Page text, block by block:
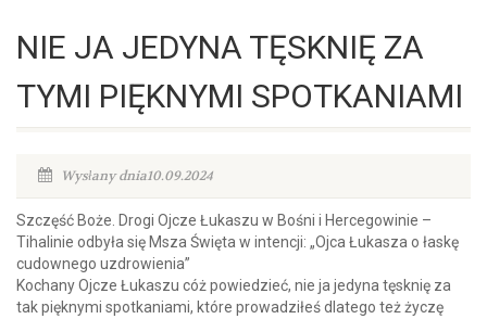
NIE JA JEDYNA TĘSKNIĘ ZA
TYMI PIĘKNYMI SPOTKANIAMI
Wysłany dnia10.09.2024
Szczęść Boże. Drogi Ojcze Łukaszu w Bośni i Hercegowinie –
Tihalinie odbyła się Msza Święta w intencji: „Ojca Łukasza o łaskę
cudownego uzdrowienia”
Kochany Ojcze Łukaszu cóż powiedzieć, nie ja jedyna tęsknię za
tak pięknymi spotkaniami, które prowadziłeś dlatego też życzę